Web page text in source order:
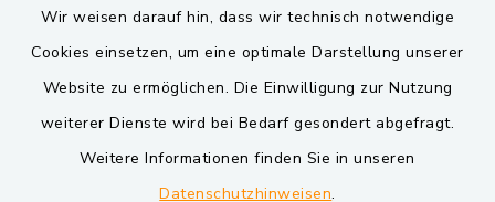
Wir weisen darauf hin, dass wir technisch notwendige
Cookies einsetzen, um eine optimale Darstellung unserer
Website zu ermöglichen. Die Einwilligung zur Nutzung
weiterer Dienste wird bei Bedarf gesondert abgefragt.
Weitere Informationen finden Sie in unseren
Datenschutzhinweisen.
Barrierefreiheit